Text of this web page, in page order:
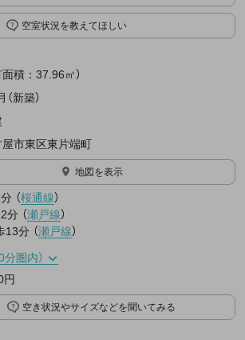
空室状況を教えてほしい
積：37.96㎡）
新築）
市東区東片端町
地図を表示
（桜通線）
分 （瀬戸線）
13分 （瀬戸線）
圏内）
円
空き状況やサイズなどを聞いてみる